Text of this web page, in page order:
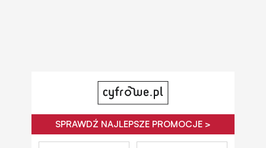
SPRAWDŹ NAJLEPSZE PROMOCJE >